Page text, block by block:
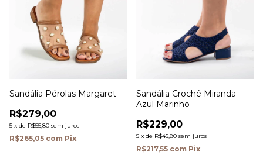
Sandália Pérolas Margaret
R$279,00
5 x de R$55,80 sem juros
R$265,05 com Pix
Sandália Crochê Miranda
Azul Marinho
R$229,00
5 x de R$45,80 sem juros
R$217,55 com Pix